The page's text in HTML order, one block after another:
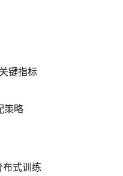
键指标
策略
式训练